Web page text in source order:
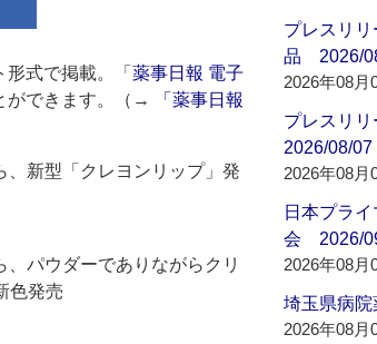
式で掲載。「 薬事日報 電子
ができます。（→
「薬事日報
、新型「クレヨンリップ」発
、パウダーでありながらクリ
色発売
プレスリ
品 2026/
2026年08月
プレスリ
2026/08/07
2026年08月
日本プラ
会 2026/
2026年08月
埼玉県病
2026年08月